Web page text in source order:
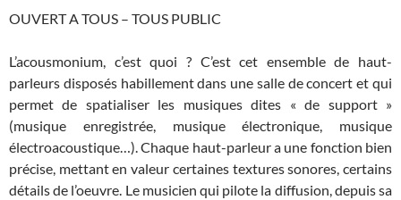
OUVERT A TOUS – TOUS PUBLIC
L’acousmonium, c’est quoi ? C’est cet ensemble de haut-
parleurs disposés habillement dans une salle de concert et qui
permet de spatialiser les musiques dites « de support »
(musique enregistrée, musique électronique, musique
électroacoustique…). Chaque haut-parleur a une fonction bien
précise, mettant en valeur certaines textures sonores, certains
détails de l’oeuvre. Le musicien qui pilote la diffusion, depuis sa